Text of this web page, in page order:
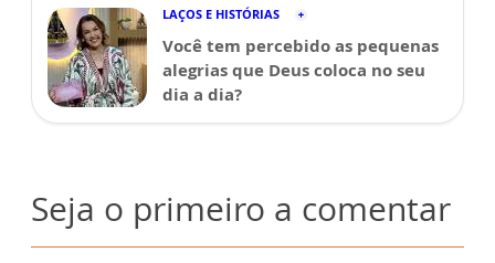
LAÇOS E HISTÓRIAS
Você tem percebido as pequenas
alegrias que Deus coloca no seu
dia a dia?
Seja o primeiro a comentar